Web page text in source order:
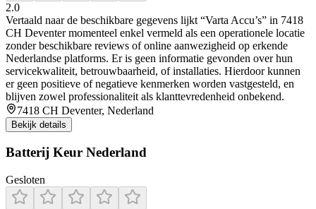
2.0
Vertaald naar de beschikbare gegevens lijkt “Varta Accu’s” in 7418
CH Deventer momenteel enkel vermeld als een operationele locatie
zonder beschikbare reviews of online aanwezigheid op erkende
Nederlandse platforms. Er is geen informatie gevonden over hun
servicekwaliteit, betrouwbaarheid, of installaties. Hierdoor kunnen
er geen positieve of negatieve kenmerken worden vastgesteld, en
blijven zowel professionaliteit als klanttevredenheid onbekend.
7418 CH Deventer, Nederland
Bekijk details
Batterij Keur Nederland
Gesloten